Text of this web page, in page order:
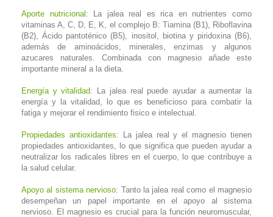
Aporte nutricional : La jalea real es rica en nutrientes como
vitaminas A, C, D, E, K, el complejo B: Tiamina (B1), Riboflavina
(B2), Ácido pantoténico (B5), inositol, biotina y piridoxina (B6),
además de aminoácidos, minerales, enzimas y algunos
azucares naturales. Combinada con magnesio añade este
importante mineral a la dieta.
Energía y vitalidad: La jalea real puede ayudar a aumentar la
energía y la vitalidad, lo que es beneficioso para combatir la
fatiga y mejorar el rendimiento fisico e intelectual.
Propiedades antioxidantes: La jalea real y el magnesio tienen
propiedades antioxidantes, lo que significa que pueden ayudar a
neutralizar los radicales libres en el cuerpo, lo que contribuye a
la salud celular.
Apoyo al sistema nervioso: Tanto la jalea real como el magnesio
desempeñan un papel importante en el apoyo al sistema
nervioso. El magnesio es crucial para la función neuromuscular,